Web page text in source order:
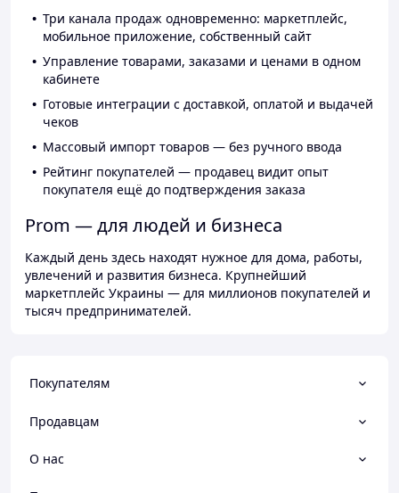
Три канала продаж одновременно: маркетплейс,
мобильное приложение, собственный сайт
Управление товарами, заказами и ценами в одном
кабинете
Готовые интеграции с доставкой, оплатой и выдачей
чеков
Массовый импорт товаров — без ручного ввода
Рейтинг покупателей — продавец видит опыт
покупателя ещё до подтверждения заказа
Prom — для людей и бизнеса
Каждый день здесь находят нужное для дома, работы,
увлечений и развития бизнеса. Крупнейший
маркетплейс Украины — для миллионов покупателей и
тысяч предпринимателей.
Покупателям
Продавцам
О нас